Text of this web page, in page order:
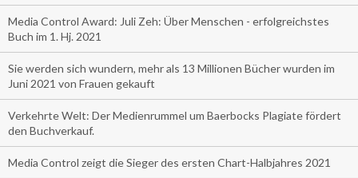
Media Control Award: Juli Zeh: Über Menschen - erfolgreichstes
Buch im 1. Hj. 2021
Sie werden sich wundern, mehr als 13 Millionen Bücher wurden im
Juni 2021 von Frauen gekauft
Verkehrte Welt: Der Medienrummel um Baerbocks Plagiate fördert
den Buchverkauf.
Media Control zeigt die Sieger des ersten Chart-Halbjahres 2021